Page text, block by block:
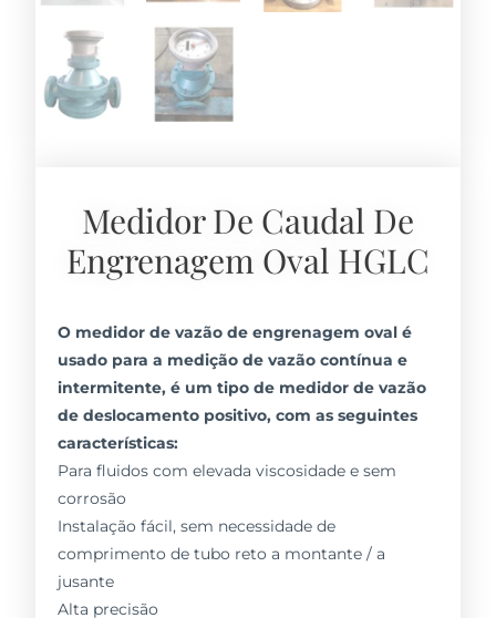
Medidor De Caudal De
Engrenagem Oval HGLC
O medidor de vazão de engrenagem oval é
usado para a medição de vazão contínua e
intermitente, é um tipo de medidor de vazão
de deslocamento positivo, com as seguintes
características:
Para fluidos com elevada viscosidade e sem
corrosão
Instalação fácil, sem necessidade de
comprimento de tubo reto a montante / a
jusante
Alta precisão